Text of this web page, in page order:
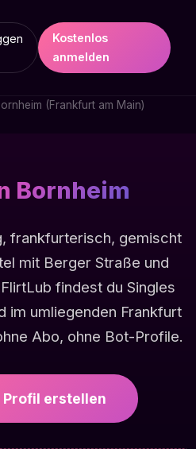
Kostenlos
anmelden
(Frankfurt am Main)
Bornheim
frankfurterisch, gemischt
mit Berger Straße und
findest du Singles
im umliegenden Frankfurt
Abo, ohne Bot-Profile.
Profil erstellen